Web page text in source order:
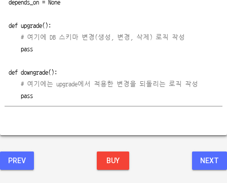
depends_on = None
def upgrade():
# 여기에 DB 스키마 변경(생성, 변경, 삭제) 로직 작성
def downgrade():
# 여기에는 upgrade에서 적용한 변경을 되돌리는 로직 작성
    pass
PREV BUY NEXT